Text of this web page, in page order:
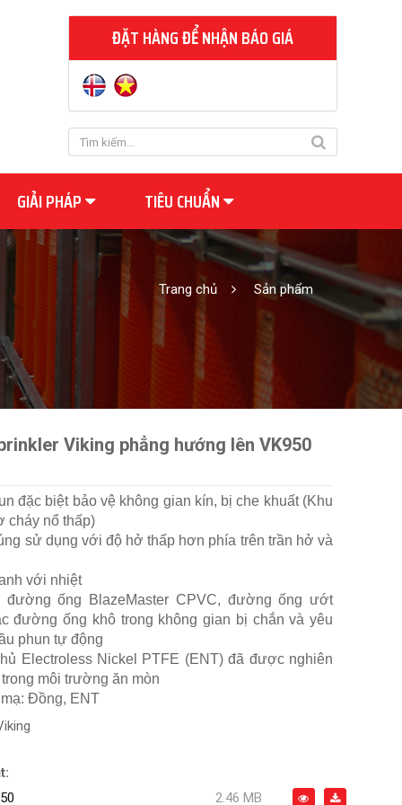
ĐẶT HÀNG ĐỂ NHẬN BÁO GIÁ
GIẢI PHÁP TIÊU CHUẨN
Trang chủ Sản phẩm
Viking phẳng hướng lên VK950
đặc biệt bảo vệ không gian kín, bị che khuất (Khu
cháy nổ thấp)
sử dụng với độ hở thấp hơn phía trên trần hở và
với nhiệt
đường ống BlazeMaster CPVC, đường ống ướt
đường ống khô trong không gian bị chắn và yêu
phun tự động
Electroless Nickel PTFE (ENT) đã được nghiên
môi trường ăn mòn
Đồng, ENT
2.46 MB